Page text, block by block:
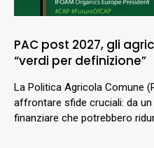
PAC post 2027, gli
“verdi per definizione”
La Politica Agricola Comune
affrontare sfide cruciali: da
finanziare che potrebbero